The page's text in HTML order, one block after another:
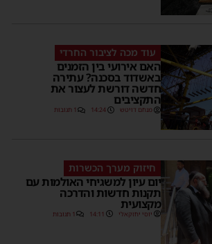
עוד מכה לציבור החרדי
האם אירועי בין הזמנים
באשדוד בסכנה? עתירה
חדשה דורשת לעצור את
התקציבים
מנחם דויטש 14:24 1 תגובות
חיזוק מערך הכשרות
יום עיון למשגיחי האולמות עם
תקנות חדשות והדרכה
מקצועית
יוסי יחזקאלי 14:11 1 תגובות